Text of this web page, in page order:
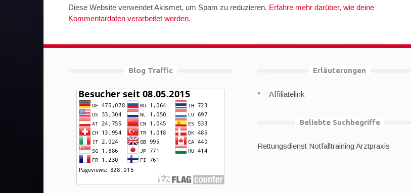
Diese Website verwendet Akismet, um Spam zu reduzieren. Erfahre mehr darüber, wie deine
Kommentardaten verarbeitet werden.
Blog Traffic Erläuterungen
* = Affiliatelink
Beliebte Suchbegriffe
Rettungsdienst Notfalltraining Arztpraxis